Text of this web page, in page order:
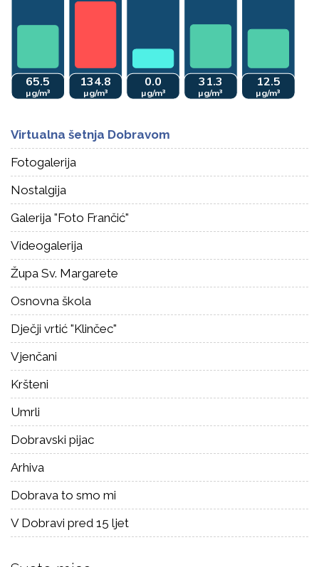
Virtualna šetnja Dobravom
Fotogalerija
Nostalgija
Galerija "Foto Frančić"
Videogalerija
Župa Sv. Margarete
Osnovna škola
Dječji vrtić "Klinčec"
Vjenčani
Kršteni
Umrli
Dobravski pijac
Arhiva
Dobrava to smo mi
V Dobravi pred 15 ljet